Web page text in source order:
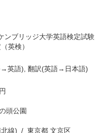
ンブリッジ大学英語検定試験
英検）
→英語) 翻訳(英語→日本語)
頭公園
北線) / 東京都 文京区